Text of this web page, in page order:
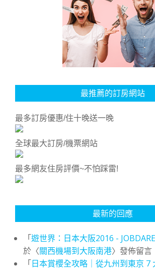
最推薦的訂房網站
最多訂房優惠/住十晚送一晚
全球最大訂房/機票網站
最多網友住房評價~不怕踩雷!
最新的回應
「遊世界：日本大阪2016 -
於〈關西機場到大阪南港〉發佈留言
「日本賞櫻全攻略｜從九州到東京 7